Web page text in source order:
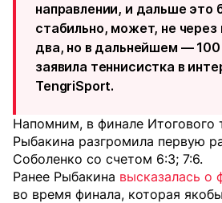
направлении, и дальше это
стабильно, может, не через
два, но в дальнейшем — 100
заявила теннисистка в
TengriSport.
Напомним, в финале Итогового
Рыбакина разгромила первую
Соболенко со счетом 6:3; 7:6.
Ранее Рыбакина высказалась о
во время финала, которая